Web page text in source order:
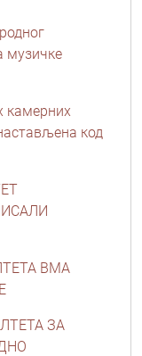
музичке
камерних
код
ВМА
ЗА